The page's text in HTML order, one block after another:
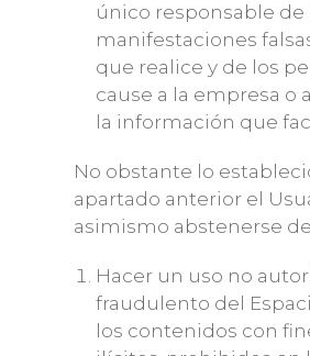
único responsable de
manifestaciones
que realice y de los
cause a la empresa o
la información que
No obstante lo
apartado anterior el
asimismo abstenerse
Hacer un uso no
fraudulento del
los contenidos con